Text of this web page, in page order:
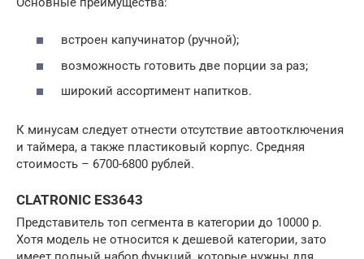
встроен капучинатор (ручной);
возможность готовить две порции за раз;
широкий ассортимент напитков.
К минусам следует отнести отсутствие автоотключения
и таймера, а также пластиковый корпус. Средняя
стоимость – 6700-6800 рублей.
CLATRONIC ES3643
Представитель топ сегмента в категории до 10000 р.
Хотя модель не относится к дешевой категории, зато